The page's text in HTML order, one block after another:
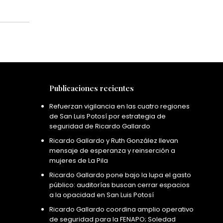
Publicaciones recientes
Refuerzan vigilancia en las cuatro regiones
de San Luis Potosí por estrategia de
seguridad de Ricardo Gallardo
Ricardo Gallardo y Ruth González llevan
mensaje de esperanza y reinserción a
mujeres de La Pila
Ricardo Gallardo pone bajo la lupa el gasto
público: auditorías buscan cerrar espacios
a la opacidad en San Luis Potosí
Ricardo Gallardo coordina amplio operativo
de seguridad para la FENAPO; Soledad